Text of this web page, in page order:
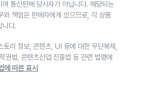
통신판매 당사자가 아닙니다. 해당되는
와 책임은 판매자에게 있으므로, 각 상품
니다.
리 정보, 콘텐츠, UI 등에 대한 무단복제,
권법, 콘텐츠산업 진흥법 등 관련 법령에
에 따른 표시